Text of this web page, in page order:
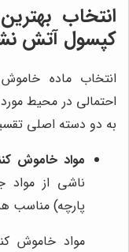
انتخاب
کپسول آتش
انتخاب ماده
احتمالی در محیط
به دو دسته اصلی
مواد خاموش
ناشی از مواد
پارچه) مناسب
مواد خاموش